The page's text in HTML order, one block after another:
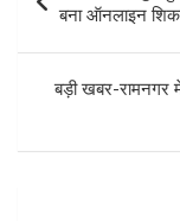
navigation
बना ऑनलाइन
बड़ी खबर-रामनगर